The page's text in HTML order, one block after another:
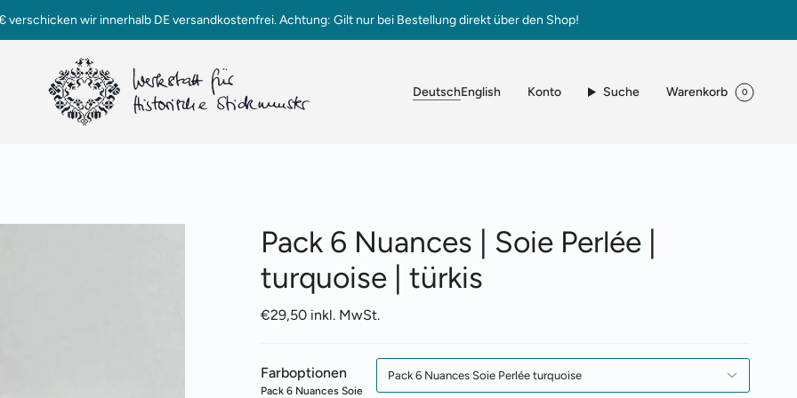
verschicken wir innerhalb DE versandkostenfrei. Achtung: Gilt nur bei Bestellung direkt über den Shop!
DeutschEnglish Konto Suche Warenkorb 0
Pack 6 Nuances | Soie Perlée |
turquoise | türkis
€29,50 inkl. MwSt.
Farboptionen
Pack 6 Nuances Soie
Pack 6 Nuances Soie Perlée turquoise